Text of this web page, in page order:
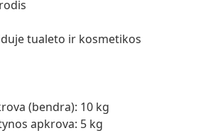
tualeto ir kosmetikos
(bendra): 10 kg
apkrova: 5 kg